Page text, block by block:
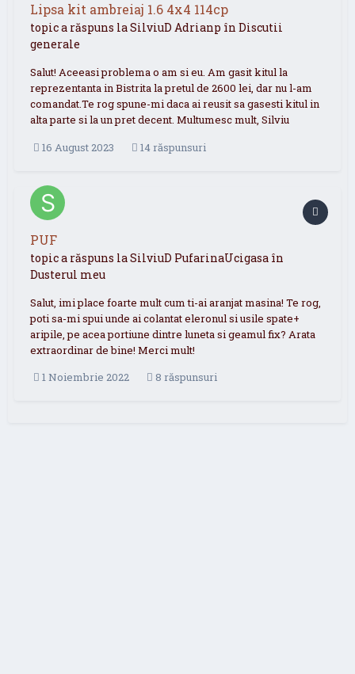
Lipsa kit ambreiaj 1.6 4x4 114cp
topic a răspuns laSilviuD Adrianp în Discutii
generale
Salut! Aceeasi problema o am si eu. Am gasit kitul la
reprezentanta in Bistrita la pretul de 2600 lei, dar nu l-am
comandat.Te rog spune-mi daca ai reusit sa gasesti kitul in
alta parte si la un pret decent. Multumesc mult, Silviu
16 August 2023
14 răspunsuri
PUF
topic a răspuns laSilviuD PufarinaUcigasa în
Dusterul meu
Salut, imi place foarte mult cum ti-ai aranjat masina! Te rog,
poti sa-mi spui unde ai colantat eleronul si usile spate+
aripile, pe acea portiune dintre luneta si geamul fix? Arata
extraordinar de bine! Merci mult!
1 Noiembrie 2022
8 răspunsuri